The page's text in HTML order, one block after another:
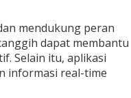
mendukung peran
dapat membantu
Selain itu, aplikasi
informasi real-time